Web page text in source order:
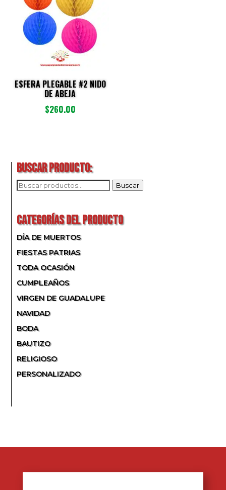
ESFERA PLEGABLE #2 NIDO
DE ABEJA
$260.00
BUSCAR PRODUCTO:
BUSCAR
Buscar
CATEGORÍAS DEL PRODUCTO
DÍA DE MUERTOS
FIESTAS PATRIAS
TODA OCASIÓN
CUMPLEAÑOS
VIRGEN DE GUADALUPE
NAVIDAD
BODA
BAUTIZO
RELIGIOSO
PERSONALIZADO